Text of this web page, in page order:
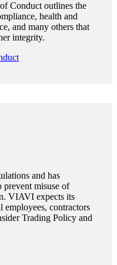
Conduct outlines the
health and
and many others that
integrity.
and has
prevent misuse of
VIAVI expects its
employees, contractors
Trading Policy and